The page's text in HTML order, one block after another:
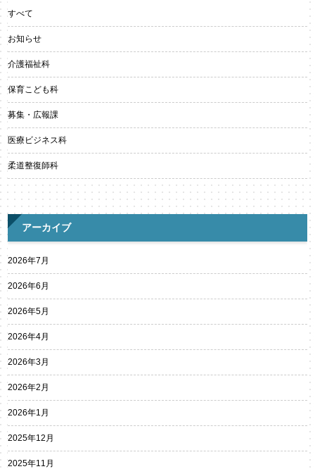
すべて
お知らせ
介護福祉科
保育こども科
募集・広報課
医療ビジネス科
柔道整復師科
アーカイブ
2026年7月
2026年6月
2026年5月
2026年4月
2026年3月
2026年2月
2026年1月
2025年12月
2025年11月